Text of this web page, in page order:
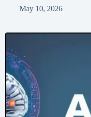
May 10, 2026